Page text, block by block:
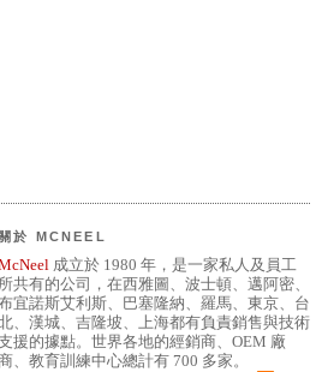
關於 MCNEEL
成立於 1980 年，是一家私人及員工
所共有的公司，在西雅圖、波士頓、邁阿密、
宜諾斯艾利斯、巴塞隆納、羅馬、東京、台
、漢城、吉隆坡、上海都有負責銷售與技術
援的據點。世界各地的經銷商、OEM 廠
、教育訓練中心總計有 700 多家。